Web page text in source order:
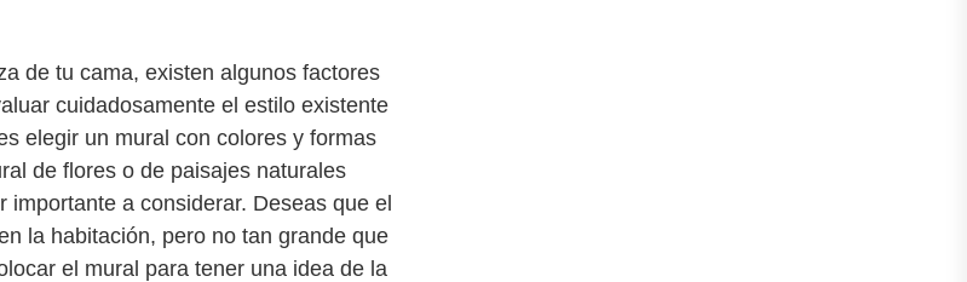
de tu cama, existen algunos factores
cuidadosamente el estilo existente
elegir un mural con colores y formas
de flores o de paisajes naturales
a considerar. Deseas que el
la habitación, pero no tan grande que
el mural para tener una idea de la